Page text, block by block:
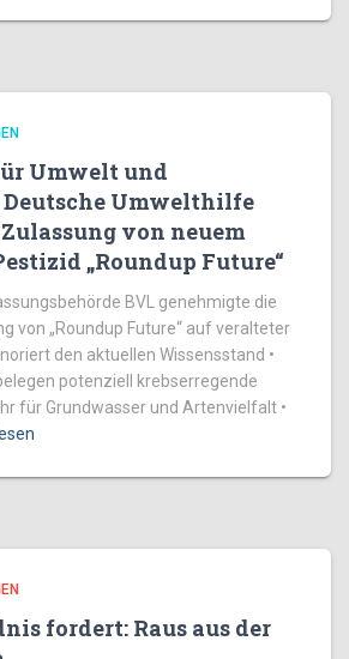
Umwelt und
Deutsche Umwelthilfe
von neuem
„Roundup Future“
BVL genehmigte die
von „Roundup Future“ auf veralteter
den aktuellen Wissensstand •
potenziell krebserregende
für Grundwasser und Artenvielfalt •
fordert: Raus aus der